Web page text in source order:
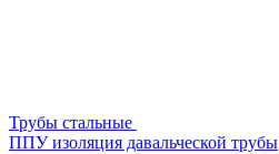
Трубы стальные
ППУ изоляция давальческой трубы